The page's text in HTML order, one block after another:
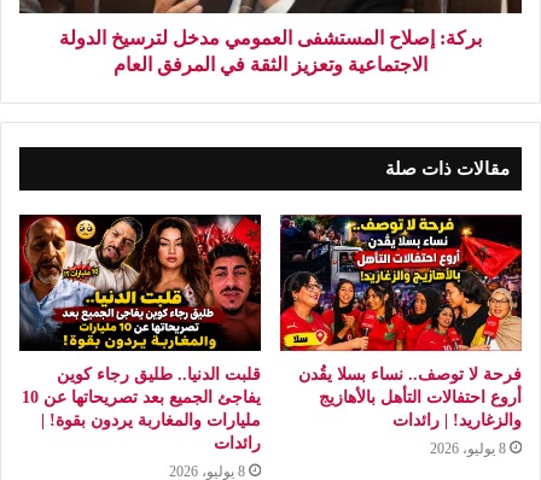
بركة: إصلاح المستشفى العمومي مدخل لترسيخ الدولة
الاجتماعية وتعزيز الثقة في المرفق العام
مقالات ذات صلة
فرحة لا توصف.. نساء بسلا يقُدن
أروع احتفالات التأهل بالأهازيج
والزغاريد! | رائدات
8 يوليو، 2026
قلبت الدنيا.. طليق رجاء كوين
يفاجئ الجميع بعد تصريحاتها عن 10
مليارات والمغاربة يردون بقوة! |
رائدات
8 يوليو، 2026